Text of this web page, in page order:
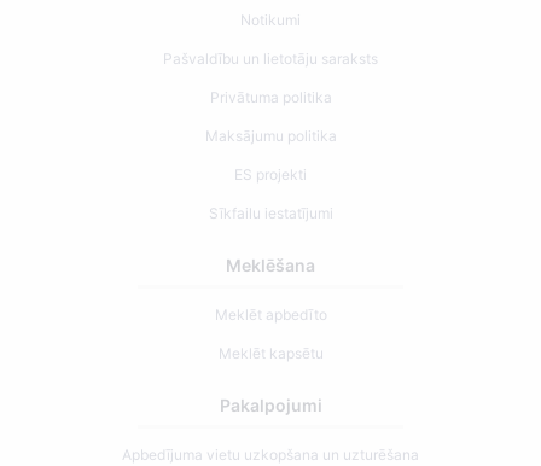
Notikumi
Pašvaldību un lietotāju saraksts
Privātuma politika
Maksājumu politika
ES projekti
Sīkfailu iestatījumi
Meklēšana
Meklēt apbedīto
Meklēt kapsētu
Pakalpojumi
Apbedījuma vietu uzkopšana un uzturēšana